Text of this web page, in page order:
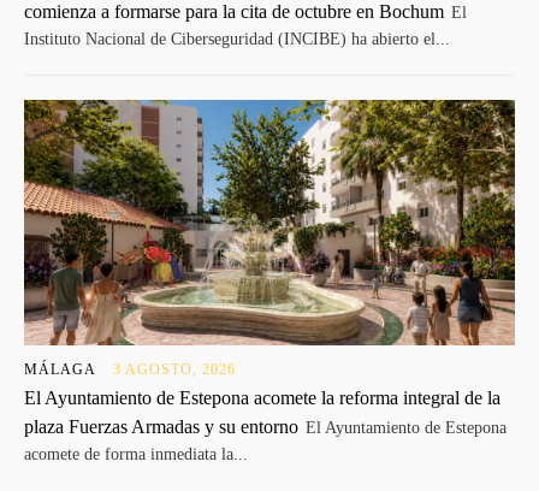
comienza a formarse para la cita de octubre en Bochum El
Instituto Nacional de Ciberseguridad (INCIBE) ha abierto el...
MÁLAGA 3 AGOSTO, 2026
El Ayuntamiento de Estepona acomete la reforma integral de la
plaza Fuerzas Armadas y su entorno El Ayuntamiento de Estepona
acomete de forma inmediata la...